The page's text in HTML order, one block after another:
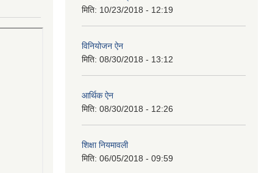
मिति: 10/23/2018 - 12:19
विनियोजन ऐन
मिति: 08/30/2018 - 13:12
आर्थिक ऐन
मिति: 08/30/2018 - 12:26
शिक्षा नियमावली
मिति: 06/05/2018 - 09:59